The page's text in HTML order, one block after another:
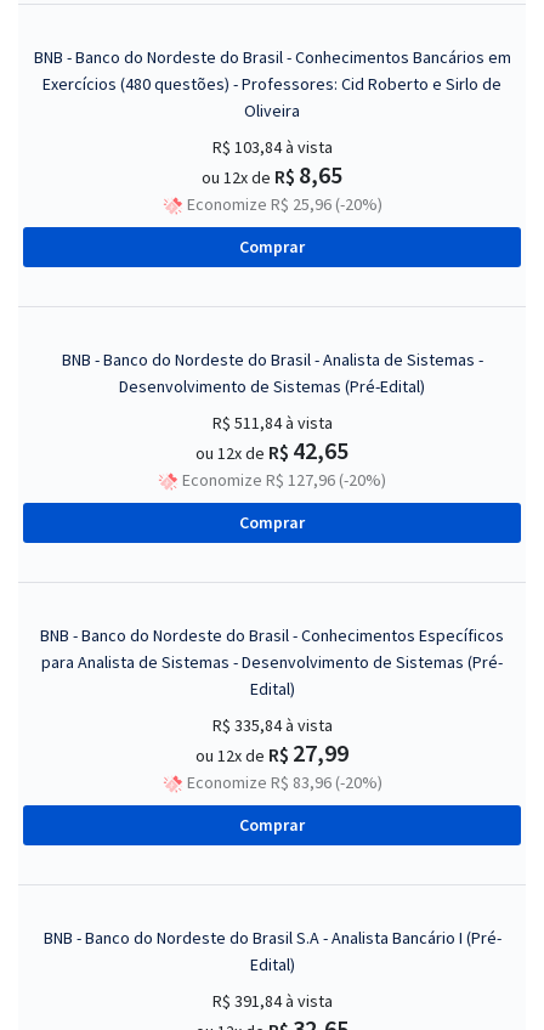
BNB - Banco do Nordeste do Brasil - Conhecimentos Bancários em
Exercícios (480 questões) - Professores: Cid Roberto e Sirlo de
Oliveira
R$ 103,84à vista
ou 12x de R$ 8,65
Economize R$ 25,96 (-20%)
Comprar
BNB - Banco do Nordeste do Brasil - Analista de Sistemas -
Desenvolvimento de Sistemas (Pré-Edital)
R$ 511,84à vista
ou 12x de R$ 42,65
Economize R$ 127,96 (-20%)
Comprar
BNB - Banco do Nordeste do Brasil - Conhecimentos Específicos
para Analista de Sistemas - Desenvolvimento de Sistemas (Pré-
Edital)
R$ 335,84à vista
ou 12x de R$ 27,99
Economize R$ 83,96 (-20%)
Comprar
BNB - Banco do Nordeste do Brasil S.A - Analista Bancário I (Pré-
Edital)
R$ 391,84à vista